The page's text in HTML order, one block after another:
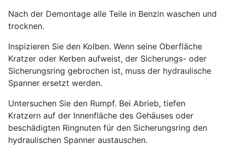
Nach der Demontage alle Teile in Benzin waschen und
trocknen.
Inspizieren Sie den Kolben. Wenn seine Oberfläche
Kratzer oder Kerben aufweist, der Sicherungs- oder
Sicherungsring gebrochen ist, muss der hydraulische
Spanner ersetzt werden.
Untersuchen Sie den Rumpf. Bei Abrieb, tiefen
Kratzern auf der Innenfläche des Gehäuses oder
beschädigten Ringnuten für den Sicherungsring den
hydraulischen Spanner austauschen.